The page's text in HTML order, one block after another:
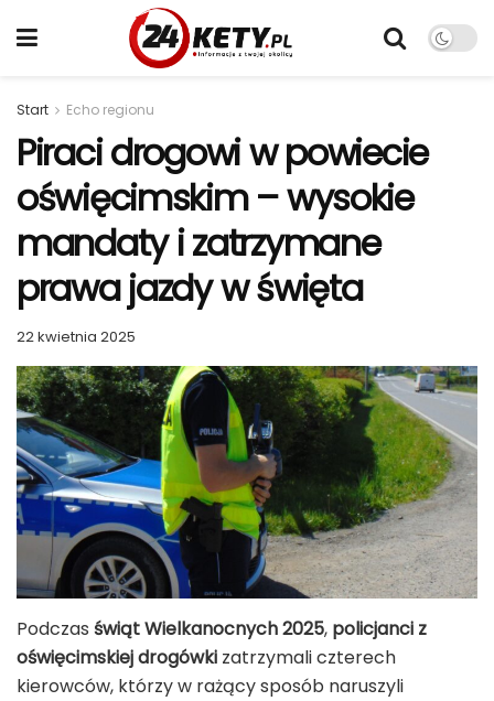
Start Echo regionu
Piraci drogowi w powiecie
oświęcimskim – wysokie
mandaty i zatrzymane
prawa jazdy w święta
22 kwietnia 2025
Podczas świąt Wielkanocnych 2025, policjanci z
oświęcimskiej drogówki zatrzymali czterech
kierowców, którzy w rażący sposób naruszyli